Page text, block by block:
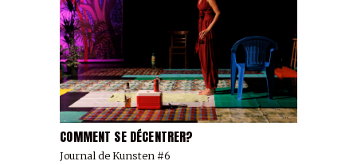
COMMENT SE DÉCENTRER?
Journal de Kunsten #6